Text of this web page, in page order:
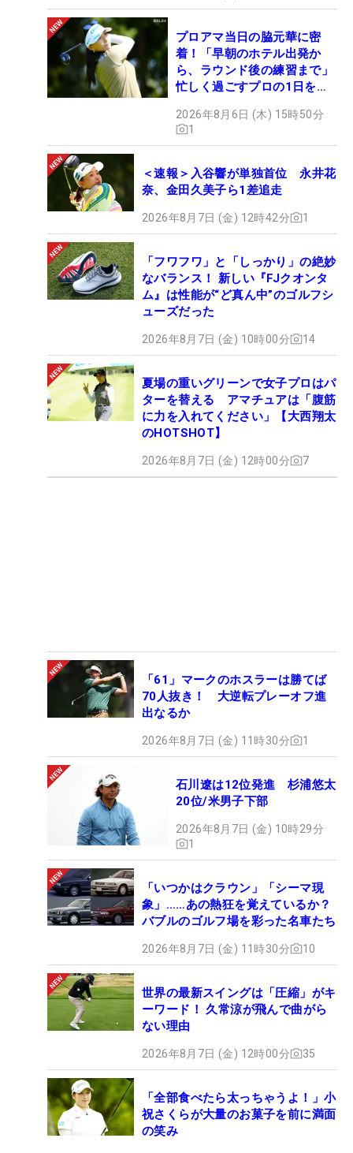
プロアマ当日の脇元華に密
着！「早朝のホテル出発か
ら、ラウンド後の練習まで」
忙しく過ごすプロの1日を公
2026年8月6日 (木) 15時50分
1
＜速報＞入谷響が単独首位 永井花
奈、金田久美子ら1差追走
2026年8月7日 (金) 12時42分 1
「フワフワ」と「しっかり」の絶妙
なバランス！ 新しい『FJクオンタ
ム』は性能が“ど真ん中”のゴルフシ
ューズだった
2026年8月7日 (金) 10時00分 14
夏場の重いグリーンで女子プロはパ
ターを替える アマチュアは「腹筋
に力を入れてください」【大西翔太
のHOTSHOT】
2026年8月7日 (金) 12時00分 7
「61」マークのホスラーは勝てば
70人抜き！ 大逆転プレーオフ進
出なるか
2026年8月7日 (金) 11時30分 1
石川遼は12位発進 杉浦悠太
20位/米男子下部
2026年8月7日 (金) 10時29分
1
「いつかはクラウン」「シーマ現
象」……あの熱狂を覚えているか？
バブルのゴルフ場を彩った名車たち
2026年8月7日 (金) 11時30分 10
世界の最新スイングは「圧縮」がキ
ーワード！ 久常涼が飛んで曲がら
ない理由
2026年8月7日 (金) 12時00分 35
「全部食べたら太っちゃうよ！」小
祝さくらが大量のお菓子を前に満面
の笑み